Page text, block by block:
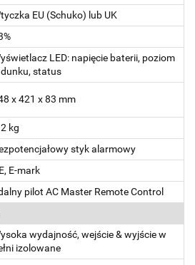
EU (Schuko) lub UK
LED: napięcie baterii, poziom
status
x 421 x 83 mm
kg
styk alarmowy
E-mark
pilot AC Master Remote Control
wydajność, wejście & wyjście w
izolowane